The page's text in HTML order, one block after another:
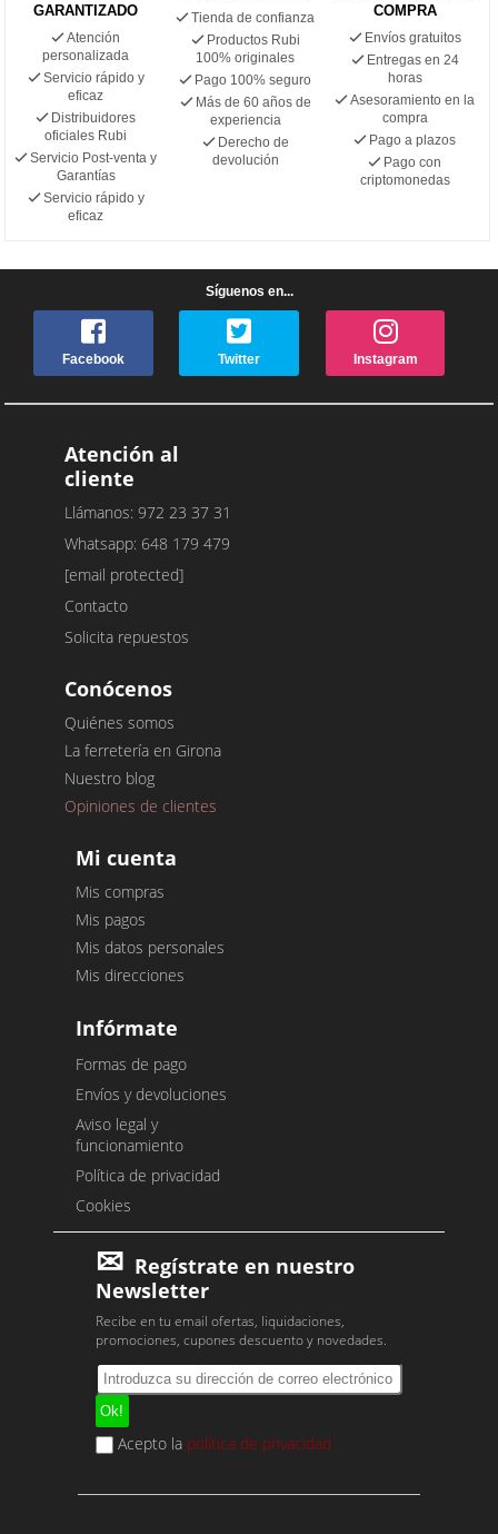
GARANTIZADO
Atención
personalizada
Servicio rápido y
eficaz
Distribuidores
oficiales Rubi
Servicio Post-venta y
Garantías
Servicio rápido y
eficaz
Tienda de confianza
Productos Rubi
100% originales
Pago 100% seguro
Más de 60 años de
experiencia
Derecho de
devolución
COMPRA
Envíos gratuitos
Entregas en 24
horas
Asesoramiento en la
compra
Pago a plazos
Pago con
criptomonedas
Síguenos en...
Facebook Twitter Instagram
Atención al
cliente
Llámanos: 972 23 37 31
Whatsapp: 648 179 479
[email protected]
Contacto
Solicita repuestos
Conócenos
Quiénes somos
La ferretería en Girona
Nuestro blog
Opiniones de clientes
Mi cuenta
Mis compras
Mis pagos
Mis datos personales
Mis direcciones
Infórmate
Formas de pago
Envíos y devoluciones
Aviso legal y
funcionamiento
Política de privacidad
Cookies
Regístrate en nuestro
Newsletter
Recibe en tu email ofertas, liquidaciones,
promociones, cupones descuento y novedades.
Acepto la política de privacidad